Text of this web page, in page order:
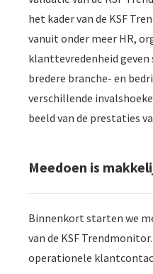
het kader van de KSF
vanuit onder meer HR,
klanttevredenheid
bredere branche- en
verschillende
beeld van de prestaties
Meedoen is
Binnenkort starten we
van de KSF
operationele
op
te
van